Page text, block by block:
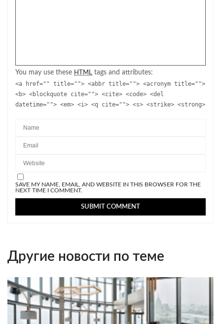
You may use these HTML tags and attributes:
<a href="" title=""> <abbr title=""> <acronym title="">
<b> <blockquote cite=""> <cite> <code> <del
datetime=""> <em> <i> <q cite=""> <s> <strike> <strong>
SAVE MY NAME, EMAIL, AND WEBSITE IN THIS BROWSER FOR THE
NEXT TIME I COMMENT.
Другие новости по теме